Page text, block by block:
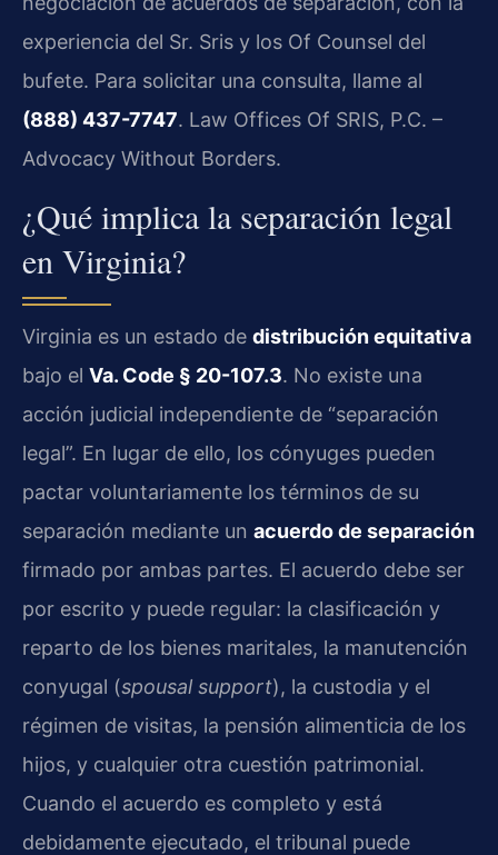
experiencia del Sr. Sris y los Of Counsel del
bufete. Para solicitar una consulta, llame al
(888) 437-7747. Law Offices Of SRIS, P.C. –
Advocacy Without Borders.
¿Qué implica la separación legal
en Virginia?
Virginia es un estado de distribución equitativa
bajo el Va. Code § 20-107.3. No existe una
acción judicial independiente de “separación
legal”. En lugar de ello, los cónyuges pueden
pactar voluntariamente los términos de su
separación mediante un acuerdo de separación
firmado por ambas partes. El acuerdo debe ser
por escrito y puede regular: la clasificación y
reparto de los bienes maritales, la manutención
conyugal (spousal support), la custodia y el
régimen de visitas, la pensión alimenticia de los
hijos, y cualquier otra cuestión patrimonial.
Cuando el acuerdo es completo y está
debidamente ejecutado, el tribunal puede